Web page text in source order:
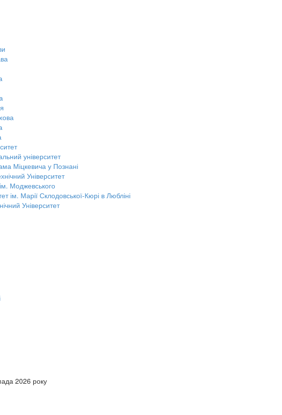
університет
Міцкевича у Познані
Університет
Моджевського
ім. Марії Склодовської-Кюрі в Любліні
Університет
2026 року